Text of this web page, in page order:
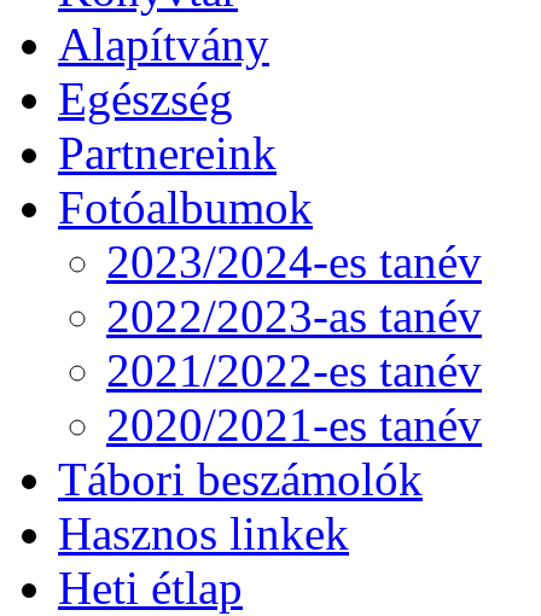
Alapítvány
Egészség
Partnereink
Fotóalbumok
2023/2024-es tanév
2022/2023-as tanév
2021/2022-es tanév
2020/2021-es tanév
Tábori beszámolók
Hasznos linkek
Heti étlap